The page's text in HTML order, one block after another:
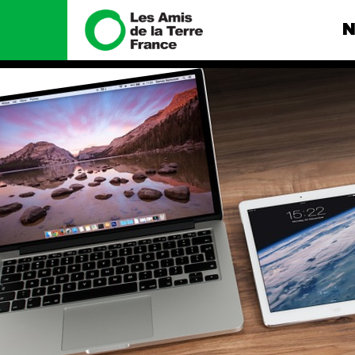
Nous connaître
Histoire
Manifeste
Missions et méthodes
Valeurs
Équipes et
fonctionnement
Le réseau dans le monde
Nos alliés
Je soutiens les Amis de la
Terre
Nos
Total, rendez-
tribunal
Gaz « naturel
enfumage
Mode : une
destructrice
Gaz au
violence
Nos autres